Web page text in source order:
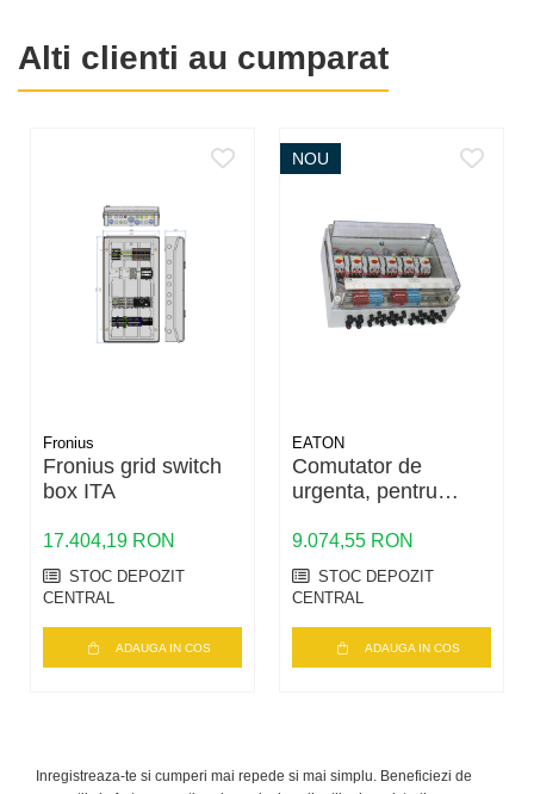
prafului si apei.
Alti clienti au cumparat
Fronius
Fronius grid switch
box ITA
17.404,19 RON
STOC DEPOZIT
CENTRAL
ADAUGA IN COS
NOU
EATON
Comutator de
urgenta, pentru
SAFETY-MV-U
9.074,55 RON
STOC DEPOZIT
CENTRAL
ADAUGA IN COS
Inregistreaza-te si cumperi mai repede si mai simplu. Beneficiezi de